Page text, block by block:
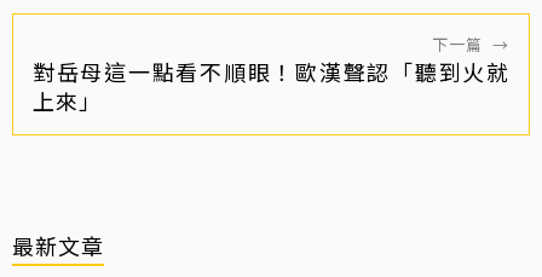
下一篇 →
對岳母這一點看不順眼！歐漢聲認「聽到火就
上來」
最新文章